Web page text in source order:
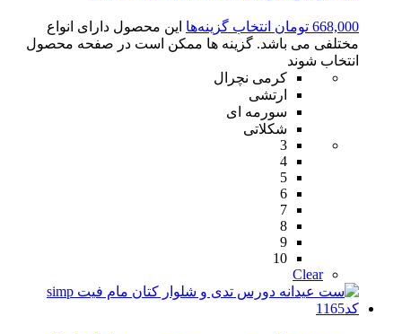
668,000 تومان انتخاب گزینه‌ها این محصول دارای انواع
مختلفی می باشد. گزینه ها ممکن است در صفحه محصول
انتخاب شوند
کرمی نچرال
ارتشی
سورمه ای
شکلاتی
3
4
5
6
7
8
9
10
Clear